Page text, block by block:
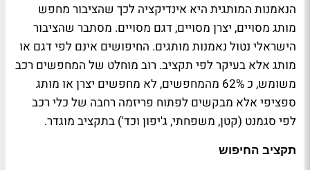
הנאמנות המותגית היא אינדיקציה לכך שהציבור מחפש
מותג מסויים, יצרן מסויים, דגם מסויים. מסתבר שהציבור
הישראלי נטול נאמנות מותגים. החיפושים אינם לפי דגם או
מותג אלא בעיקר לפי תקציב. רוב מוחלט של המחפשים רכב
משומש, כ 62% מהמחפשים, לא מחפשים יצרן או מותג
ספציפי אלא מבקשים לפתוח פריזמה רחבה של כלי רכב
לפי סגמנט (קטן, משפחתי, ג'יפון וכד') בתקציב מוגדר.
תקציב החיפוש